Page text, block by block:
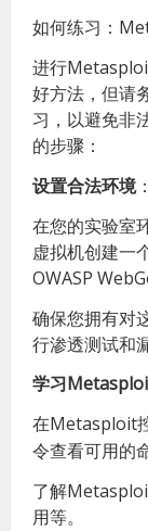
如何练习：
进行
好方法，但请
习，以避免非
的步骤：
设置合法环境：
在您的实验室
虚拟机创建一
OWASP
确保您拥有对
行渗透测试和
学习
在Metasploit
令查看可用的
了解
用等。